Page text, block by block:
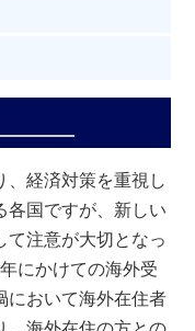
、経済対策を重視し
各国ですが、新しい
て注意が大切となっ
にかけての海外受
において海外在住者